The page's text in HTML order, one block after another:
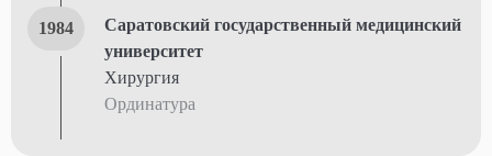
1984
Саратовский государственный медицинский
университет
Хирургия
Ординатура